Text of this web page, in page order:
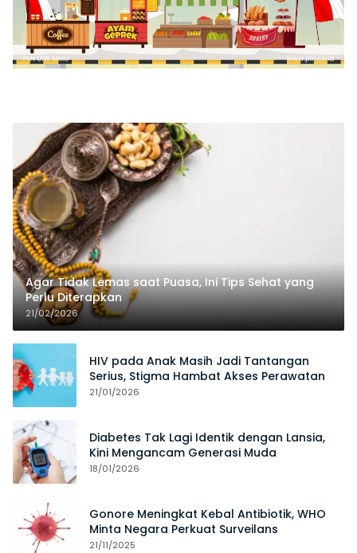
Agar Tidak Lemas saat Puasa, Ini Tips Sehat yang
Perlu Diterapkan
21/02/2026
HIV pada Anak Masih Jadi Tantangan
Serius, Stigma Hambat Akses Perawatan
21/01/2026
Diabetes Tak Lagi Identik dengan Lansia,
Kini Mengancam Generasi Muda
18/01/2026
Gonore Meningkat Kebal Antibiotik, WHO
Minta Negara Perkuat Surveilans
21/11/2025